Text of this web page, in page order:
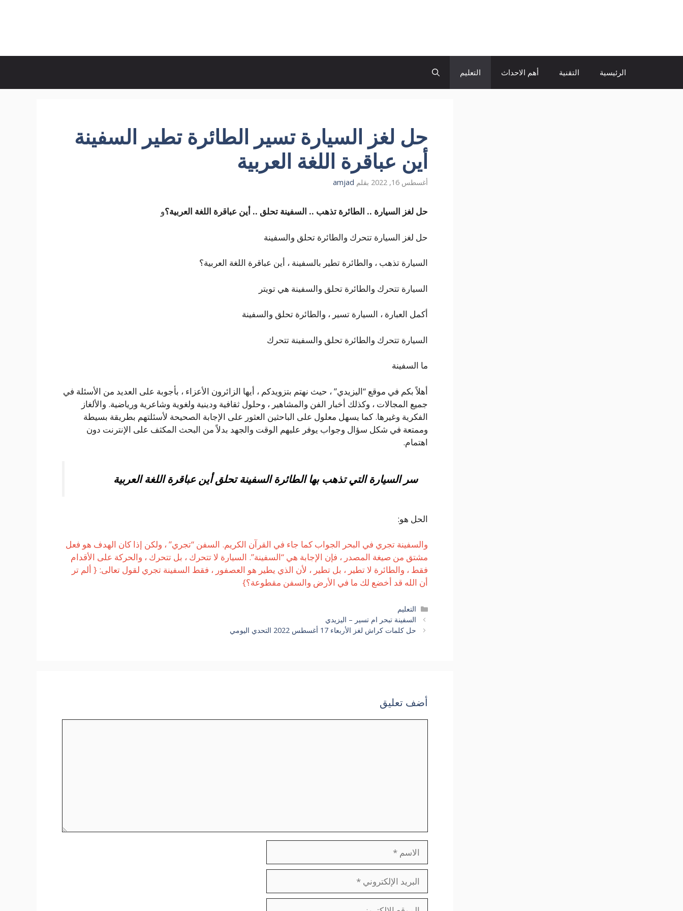
الرئيسية التقنية أهم الاحداث التعليم
حل لغز السيارة تسير الطائرة تطير السفينة
أين عباقرة اللغة العربية
أغسطس 16, 2022 بقلم amjad
حل لغز السيارة .. الطائرة تذهب .. السفينة تحلق .. أين عباقرة اللغة العربية؟و
حل لغز السيارة تتحرك والطائرة تحلق والسفينة
السيارة تذهب ، والطائرة تطير بالسفينة ، أين عباقرة اللغة العربية؟
السيارة تتحرك والطائرة تحلق والسفينة هي تويتر
أكمل العبارة ، السيارة تسير ، والطائرة تحلق والسفينة
السيارة تتحرك والطائرة تحلق والسفينة تتحرك
ما السفينة
أهلاً بكم في موقع “اليزيدي” ، حيث نهتم بتزويدكم ، أيها الزائرون الأعزاء ، بأجوبة على العديد من الأسئلة في
جميع المجالات ، وكذلك أخبار الفن والمشاهير ، وحلول ثقافية ودينية ولغوية وشاعرية ورياضية. والألغاز
الفكرية وغيرها. كما يسهل معلول على الباحثين العثور على الإجابة الصحيحة لأسئلتهم بطريقة بسيطة
وممتعة في شكل سؤال وجواب يوفر عليهم الوقت والجهد بدلاً من البحث المكثف على الإنترنت دون
اهتمام.
سر السيارة التي تذهب بها الطائرة السفينة تحلق أين عباقرة اللغة العربية
الحل هو:
والسفينة تجري في البحر الجواب كما جاء في القرآن الكريم. السفن “تجري” ، ولكن إذا كان الهدف هو فعل
مشتق من صيغة المصدر ، فإن الإجابة هي “السفينة”. السيارة لا تتحرك ، بل تتحرك ، والحركة على الأقدام
فقط ، والطائرة لا تطير ، بل تطير ، لأن الذي يطير هو العصفور ، فقط السفينة تجري لقول تعالى: { ألم تر
أن الله قد أخضع لك ما في الأرض والسفن مقطوعة؟}
التصنيفات
التعليم
السفينة تبحر ام تسير – اليزيدي
حل كلمات كراش لغز الأربعاء 17 أغسطس 2022 التحدي اليومي
أضف تعليق
الاسم
البريد
الإلكتروني
الموقع